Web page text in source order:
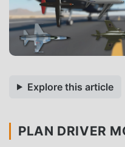
Explore this article
PLAN DRIVER